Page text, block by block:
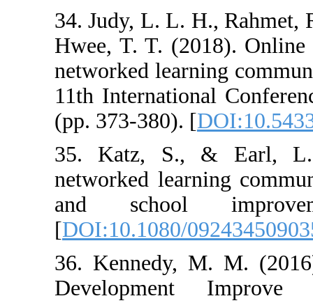
34. Judy, L. L.
Hwee, T. T.
networked
11th
(pp. 373-380).‏ [
35. Katz, S.,
networked
and school
[DOI:10.1080/
36. Kennedy,